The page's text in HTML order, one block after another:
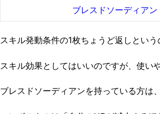
ブレスドソーディアン
スキル発動条件の1枚ちょうど返しという
スキル効果としてはいいのですが、使い
ブレスドソーディアンを持っている方は